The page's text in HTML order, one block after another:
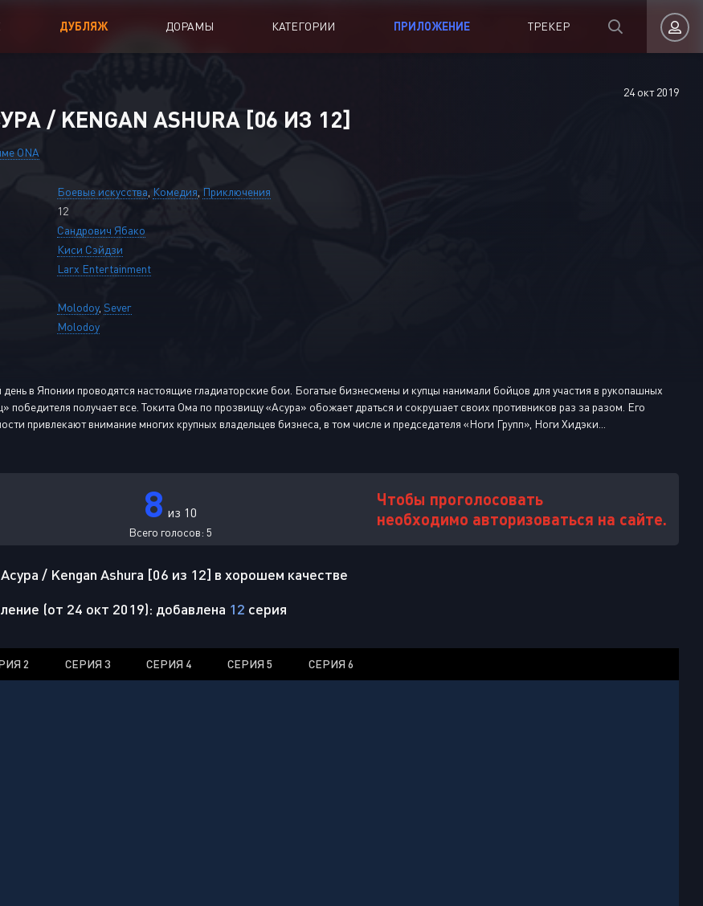
ДУБЛЯЖ ДОРАМЫ КАТЕГОРИИ
Аниме Фильмы
Дубляж Анидаба
ПРИЛОЖЕНИЕ ТРЕКЕР
Авторизация
24 окт 2019
/ KENGAN ASHURA [06 ИЗ 12]
ONA
Боевые искусства Комедия Приключения
12
Сандрович Ябако
Киси Сэйдзи
Larx Entertainment
Molodoy, Sever
Molodoy
в Японии проводятся настоящие гладиаторские бои. Богатые бизнесмены и купцы нанимали бойцов для участия в рукопашных
победителя получает все. Токита Ома по прозвищу «Асура» обожает драться и сокрушает своих противников раз за разом. Его
привлекают внимание многих крупных владельцев бизнеса, в том числе и председателя «Ноги Групп», Ноги Хидэки...
8 из 10
Всего голосов: 5
Чтобы проголосовать
необходимо авторизоваться на сайте.
/ Kengan Ashura [06 из 12] в хорошем качестве
(от 24 окт 2019): добавлена 12 серия
2 СЕРИЯ 3 СЕРИЯ 4 СЕРИЯ 5 СЕРИЯ 6